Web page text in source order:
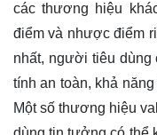
các thương hiệu
điểm và nhược điểm
nhất, người tiêu dùng
tính an toàn, khả
Một số thương hiệu